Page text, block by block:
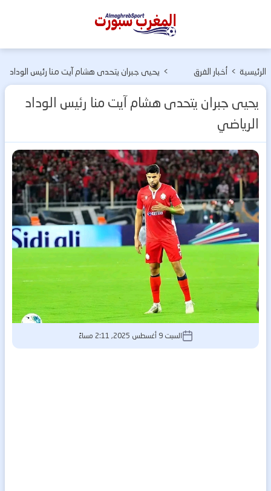
المغرب
الرئيسية > أخبار الفرق
> يحيى جبران يتحدى هشام آيت منا رئيس الوداد
يحيى جبران يتحدى هشام آيت منا رئيس الوداد
الرياضي
السبت 9 أغسطس 2025, 2:11 مساءً